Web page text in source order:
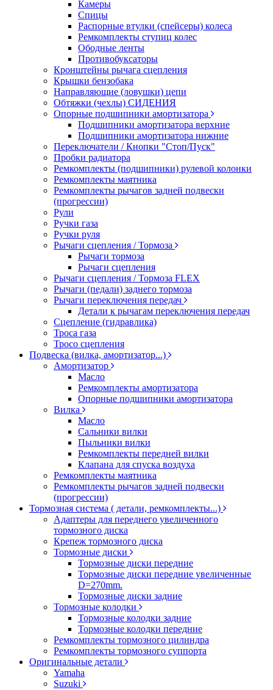
Камеры
Спицы
Распорные втулки (спейсеры) колеса
Ремкомплекты ступиц колес
Ободные ленты
Противобуксаторы
Кронштейны рычага сцепления
Крышки бензобака
Направляющие (ловушки) цепи
Обтяжки (чехлы) СИДЕНИЯ
Опорные подшипники амортизатора
Подшипники амортизатора верхние
Подшипники амортизатора нижние
Переключатели / Кнопки "Стоп/Пуск"
Пробки радиатора
Ремкомплекты (подшипники) рулевой колонки
Ремкомплекты маятника
Ремкомплекты рычагов задней подвески
(прогрессии)
Рули
Ручки газа
Ручки руля
Рычаги сцепления / Тормоза
Рычаги тормоза
Рычаги сцепления
Рычаги сцепления / Тормоза FLEX
Рычаги (педали) заднего тормоза
Рычаги переключения передач
Детали к рычагам переключения передач
Сцепление (гидравлика)
Троса газа
Тросо сцепления
Подвеска (вилка, амортизатор...)
Амортизатор
Масло
Ремкомплекты амортизатора
Опорные подшипники амортизатора
Вилка
Масло
Сальники вилки
Пыльники вилки
Ремкомплекты передней вилки
Клапана для спуска воздуха
Ремкомплекты маятника
Ремкомплекты рычагов задней подвески
(прогрессии)
Тормозная система ( детали, ремкомплекты...)
Адаптеры для переднего увеличенного
тормозного диска
Крепеж тормозного диска
Тормозные диски
Тормозные диски передние
Тормозные диски передние увеличенные
D=270mm.
Тормозные диски задние
Тормозные колодки
Тормозные колодки задние
Тормозные колодки передние
Ремкомплекты тормозного цилиндра
Ремкомплекты тормозного суппорта
Оригинальные детали
Yamaha
Suzuki